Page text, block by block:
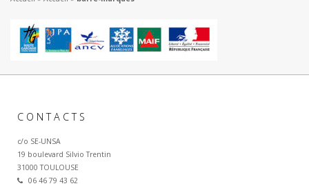
CONTACTS
c/o SE-UNSA
19 boulevard Silvio Trentin
31000 TOULOUSE
06 46 79 43 62